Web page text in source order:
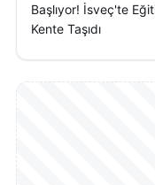
Başlıyor! İsveç'te
Kente Taşıdı